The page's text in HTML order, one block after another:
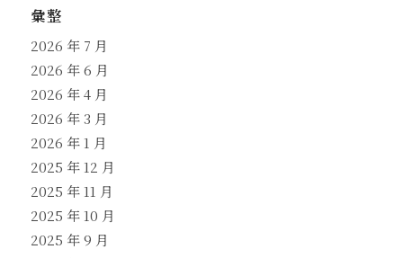
彙整
2026 年 7 月
2026 年 6 月
2026 年 4 月
2026 年 3 月
2026 年 1 月
2025 年 12 月
2025 年 11 月
2025 年 10 月
2025 年 9 月